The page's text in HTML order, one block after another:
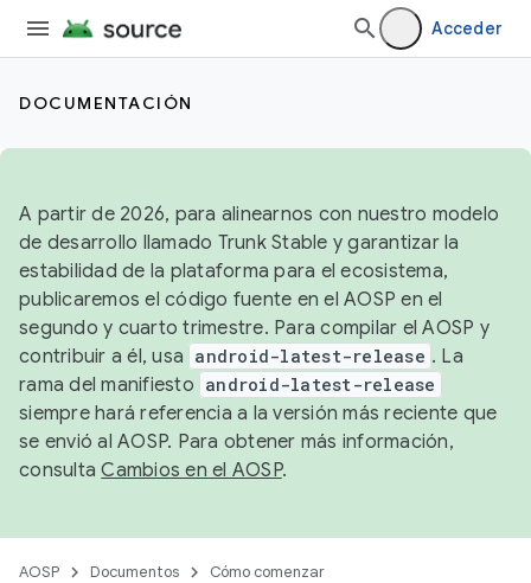
Acceder
DOCUMENTACIÓN
A partir de 2026, para alinearnos con nuestro modelo
de desarrollo llamado Trunk Stable y garantizar la
estabilidad de la plataforma para el ecosistema,
publicaremos el código fuente en el AOSP en el
segundo y cuarto trimestre. Para compilar el AOSP y
contribuir a él, usa android-latest-release . La
rama del manifiesto android-latest-release
siempre hará referencia a la versión más reciente que
se envió al AOSP. Para obtener más información,
consultaCambios en el AOSP.
AOSP Documentos Cómo comenzar